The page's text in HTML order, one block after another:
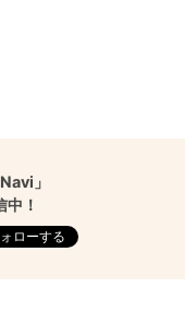
」
！
ローする